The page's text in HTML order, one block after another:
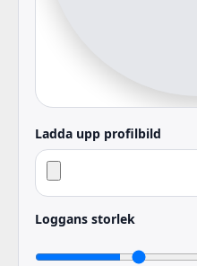
Ladda upp profilbild
Loggans storlek